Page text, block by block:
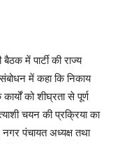
में पार्टी की राज्य
में कहा कि निकाय
को शीघ्रता से पूर्ण
चयन की प्रक्रिया का
नगर पंचायत अध्यक्ष तथा